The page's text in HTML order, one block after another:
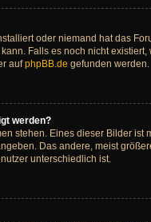
oder niemand hat das
Falls es noch nicht
aufphpBB.de gefunden werden.
werden?
stehen. Eines dieser Bilder ist
Das andere, meist
unterschiedlich ist.